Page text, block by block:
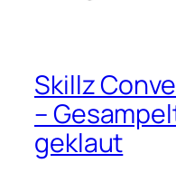
Skillz
–
geklaut